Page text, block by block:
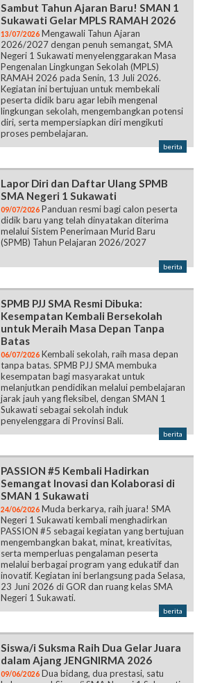
Sambut Tahun Ajaran Baru! SMAN 1
Sukawati Gelar MPLS RAMAH 2026
13/07/2026 Mengawali Tahun Ajaran
2026/2027 dengan penuh semangat, SMA
Negeri 1 Sukawati menyelenggarakan Masa
Pengenalan Lingkungan Sekolah (MPLS)
RAMAH 2026 pada Senin, 13 Juli 2026.
Kegiatan ini bertujuan untuk membekali
peserta didik baru agar lebih mengenal
lingkungan sekolah, mengembangkan potensi
diri, serta mempersiapkan diri mengikuti
proses pembelajaran.
berita
Lapor Diri dan Daftar Ulang SPMB
SMA Negeri 1 Sukawati
09/07/2026 Panduan resmi bagi calon peserta
didik baru yang telah dinyatakan diterima
melalui Sistem Penerimaan Murid Baru
(SPMB) Tahun Pelajaran 2026/2027
berita
SPMB PJJ SMA Resmi Dibuka:
Kesempatan Kembali Bersekolah
untuk Meraih Masa Depan Tanpa
Batas
06/07/2026 Kembali sekolah, raih masa depan
tanpa batas. SPMB PJJ SMA membuka
kesempatan bagi masyarakat untuk
melanjutkan pendidikan melalui pembelajaran
jarak jauh yang fleksibel, dengan SMAN 1
Sukawati sebagai sekolah induk
penyelenggara di Provinsi Bali.
berita
PASSION #5 Kembali Hadirkan
Semangat Inovasi dan Kolaborasi di
SMAN 1 Sukawati
24/06/2026 Muda berkarya, raih juara! SMA
Negeri 1 Sukawati kembali menghadirkan
PASSION #5 sebagai kegiatan yang bertujuan
mengembangkan bakat, minat, kreativitas,
serta memperluas pengalaman peserta
melalui berbagai program yang edukatif dan
inovatif. Kegiatan ini berlangsung pada Selasa,
23 Juni 2026 di GOR dan ruang kelas SMA
Negeri 1 Sukawati.
berita
Siswa/i Suksma Raih Dua Gelar Juara
dalam Ajang JENGNIRMA 2026
09/06/2026 Dua bidang, dua prestasi, satu